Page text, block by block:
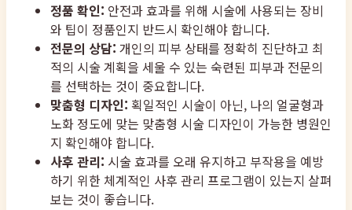
정품 확인: 안전과 효과를 위해 시술에 사용되는 장비
와 팁이 정품인지 반드시 확인해야 합니다.
전문의 상담: 개인의 피부 상태를 정확히 진단하고 최
적의 시술 계획을 세울 수 있는 숙련된 피부과 전문의
를 선택하는 것이 중요합니다.
맞춤형 디자인: 획일적인 시술이 아닌, 나의 얼굴형과
노화 정도에 맞는 맞춤형 시술 디자인이 가능한 병원인
지 확인해야 합니다.
사후 관리: 시술 효과를 오래 유지하고 부작용을 예방
하기 위한 체계적인 사후 관리 프로그램이 있는지 살펴
보는 것이 좋습니다.